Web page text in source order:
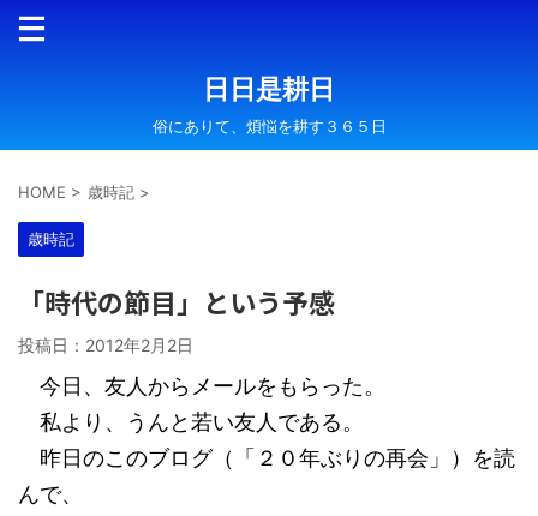
日日是耕日
俗にありて、煩悩を耕す３６５日
HOME > 歳時記 >
歳時記
「時代の節目」という予感
投稿日： 2012年2月2日
今日、友人からメールをもらった。
私より、うんと若い友人である。
昨日のこのブログ（「２０年ぶりの再会」）を読
んで、